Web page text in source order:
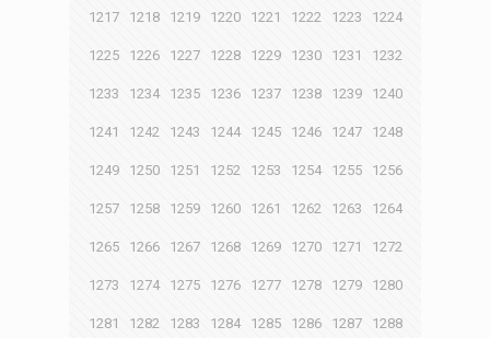
1217 1218 1219 1220 1221 1222 1223 1224
1225 1226 1227 1228 1229 1230 1231 1232
1233 1234 1235 1236 1237 1238 1239 1240
1241 1242 1243 1244 1245 1246 1247 1248
1249 1250 1251 1252 1253 1254 1255 1256
1257 1258 1259 1260 1261 1262 1263 1264
1265 1266 1267 1268 1269 1270 1271 1272
1273 1274 1275 1276 1277 1278 1279 1280
1281 1282 1283 1284 1285 1286 1287 1288